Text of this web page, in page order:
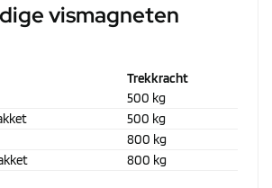
vismagneten
Trekkracht
500 kg
500 kg
800 kg
800 kg